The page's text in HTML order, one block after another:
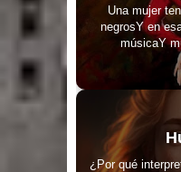
Una mujer
negrosY en
músicaY
¿Por qué